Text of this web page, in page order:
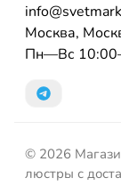
Москва,
Пн—Вс
© 2026
люстры с